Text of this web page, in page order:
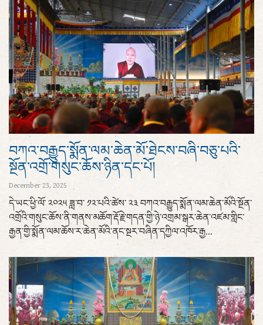
བཀའ་བརྒྱུད་སྨོན་ལམ་ཆེན་མོ་ཐེངས་བཞི་བཅུ་པའི་
སྔོན་འགྲོ་གསུང་ཆོས་ཉིན་དང་པོ།
December 23, 2025
དེ་ཡང་ཕྱི་ལོ་ ༢༠༢༥ ཟླ་བ་ ༡༢་པའི་ཚེས་ ༢༣ བཀའ་བརྒྱུད་སྨོན་ལམ་ཆེན་མོའི་སྔོན་
འགྲོའི་གསུང་ཆོས་ནི་གནས་མཆོག་རྡོ་རྗེ་གདན་གྱི་ཉེ་འགྲམ་སྒར་ཆེན་འཛམ་གླིང་
རྒྱན་གྱི་སྨོན་ལམ་ཆོས་ར་ཆེན་མོའི་ནང་སྔར་བཞིན་དཀྱིལ་འཁོར་རྒྱ...